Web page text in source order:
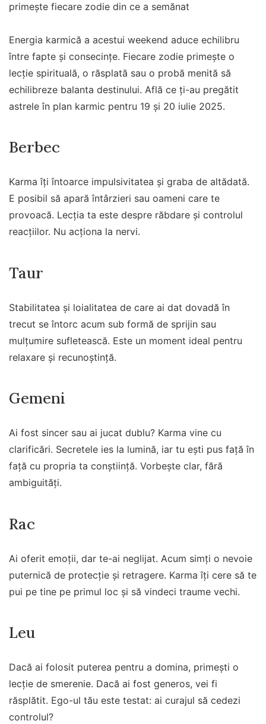
primește fiecare zodie din ce a semănat
Energia karmică a acestui weekend aduce echilibru
între fapte și consecințe. Fiecare zodie primește o
lecție spirituală, o răsplată sau o probă menită să
echilibreze balanta destinului. Află ce ți-au pregătit
astrele în plan karmic pentru 19 și 20 iulie 2025.
Berbec
Karma îți întoarce impulsivitatea și graba de altădată.
E posibil să apară întârzieri sau oameni care te
provoacă. Lecția ta este despre răbdare și controlul
reacțiilor. Nu acționa la nervi.
Taur
Stabilitatea și loialitatea de care ai dat dovadă în
trecut se întorc acum sub formă de sprijin sau
mulțumire sufletească. Este un moment ideal pentru
relaxare și recunoștință.
Gemeni
Ai fost sincer sau ai jucat dublu? Karma vine cu
clarificări. Secretele ies la lumină, iar tu ești pus față în
față cu propria ta conștiință. Vorbește clar, fără
ambiguități.
Rac
Ai oferit emoții, dar te-ai neglijat. Acum simți o nevoie
puternică de protecție și retragere. Karma îți cere să te
pui pe tine pe primul loc și să vindeci traume vechi.
Leu
Dacă ai folosit puterea pentru a domina, primești o
lecție de smerenie. Dacă ai fost generos, vei fi
răsplătit. Ego-ul tău este testat: ai curajul să cedezi
controlul?